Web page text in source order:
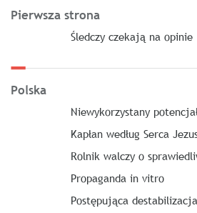
Pierwsza strona
Śledczy czekają na opinie
Polska
Niewykorzystany
Kapłan według Serca
Rolnik walczy o
Propaganda in vitro
Postępująca destabilizacja